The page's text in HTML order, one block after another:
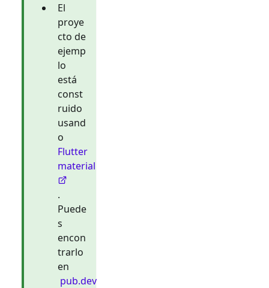
El
proye
cto de
ejemp
lo
está
const
ruido
usand
o
Flutter
material
.
Puede
s
encon
trarlo
en
pub.dev